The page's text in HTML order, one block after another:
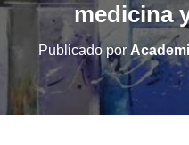
medicina
Publicado por